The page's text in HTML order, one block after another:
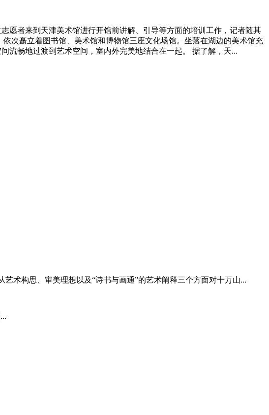
愿者来到天津美术馆进行开馆前讲解、引导等方面的培训工作，记者随其
次矗立着图书馆、美术馆和博物馆三座文化场馆。坐落在湖边的美术馆充
流畅地过渡到艺术空间，室内外完美地结合在一起。 据了解，天...
术构思、审美理想以及“诗书与画通”的艺术阐释三个方面对十万山...